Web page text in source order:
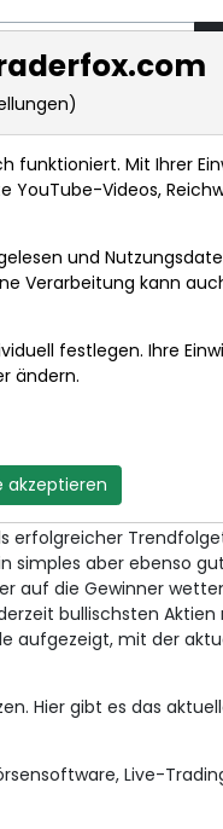
Kürzel oder Symbol
erfolgreicher
simples aber ebenso
auf die Gewinner
bullischsten
aufgezeigt, mit der
Hier gibt es das
Live-
funktioniert. Mit Ihrer
YouTube-Videos,
und
Verarbeitung kann
festlegen. Ihre
ändern.
akzeptieren